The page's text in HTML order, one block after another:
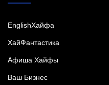
EnglishХайфа
XайФантастика
Афиша Хайфы
Ваш Бизнес